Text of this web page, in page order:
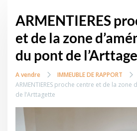
ARMENTIERES
et de la zone
du pont de
A vendre
IMMEUBLE DE RAPPORT
ARMENTIERES proche centre et de la
de l’Arttagette